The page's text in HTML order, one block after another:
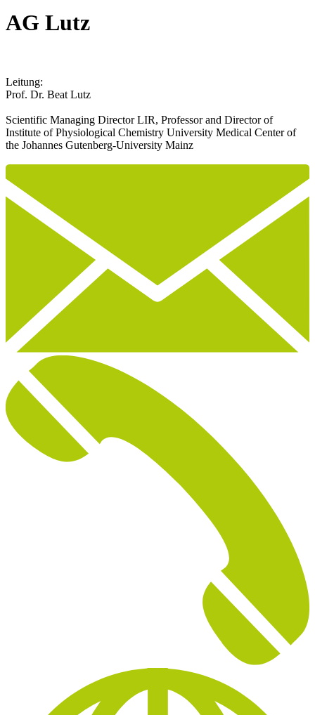
AG Lutz
Leitung:
Prof. Dr. Beat Lutz
Scientific Managing Director LIR, Professor and Director of
Institute of Physiological Chemistry University Medical Center of
the Johannes Gutenberg-University Mainz